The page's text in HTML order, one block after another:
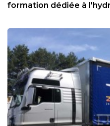
formation dédiée à